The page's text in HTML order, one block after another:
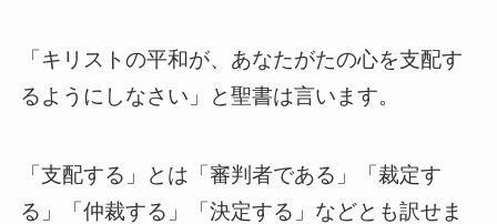
「キリストの平和が、あなたがたの心を支配す
るようにしなさい」と聖書は言います。
「支配する」とは「審判者である」「裁定す
る」「仲裁する」「決定する」などとも訳せま